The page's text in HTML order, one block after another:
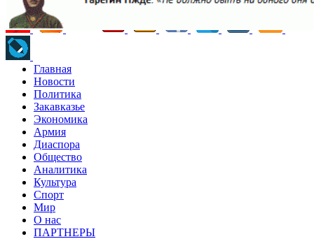
Главная
Новости
Политика
Закавказье
Экономика
Армия
Диаспора
Общество
Аналитика
Культура
Спорт
Мир
О нас
ПАРТНЕРЫ